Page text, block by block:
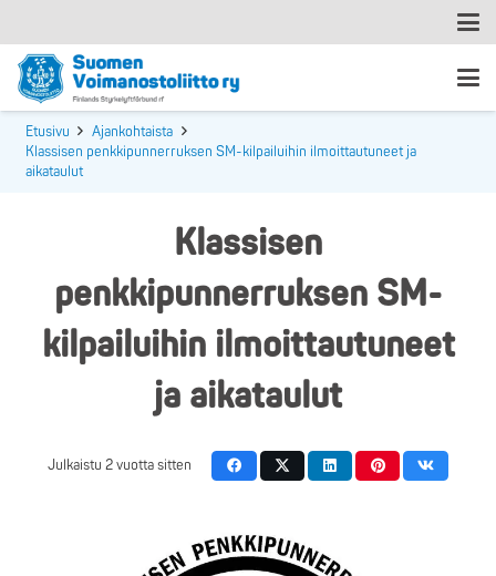
Etusivu
Ajankohtaista
Klassisen penkkipunnerruksen SM-kilpailuihin ilmoittautuneet ja
aikataulut
Klassisen
penkkipunnerruksen SM-
kilpailuihin ilmoittautuneet
ja aikataulut
Julkaistu2 vuotta sitten